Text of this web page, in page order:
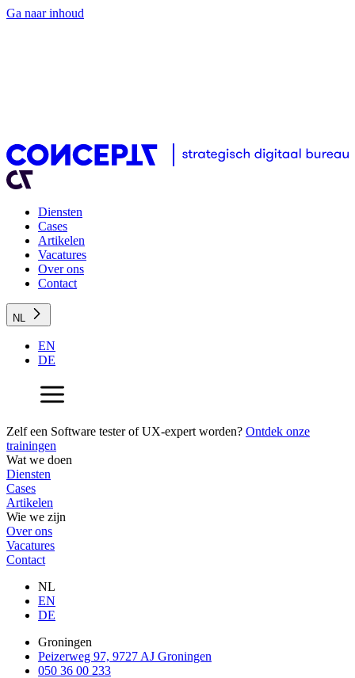
Ga naar inhoud
Diensten
Cases
Artikelen
Vacatures
Over ons
Contact
NL
EN
DE
Zelf een Software tester of UX-expert worden? Ontdek onze
trainingen
Wat we doen
Diensten
Cases
Artikelen
Wie we zijn
Over ons
Vacatures
Contact
NL
EN
DE
Groningen
Peizerweg 97, 9727 AJ Groningen
050 36 00 233